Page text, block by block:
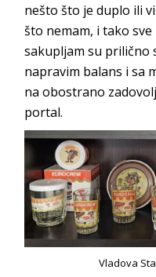
nešto što je duplo ili
što nemam, i tako
sakupljam su prilično
napravim balans i sa
na obostrano
portal.
Vladova